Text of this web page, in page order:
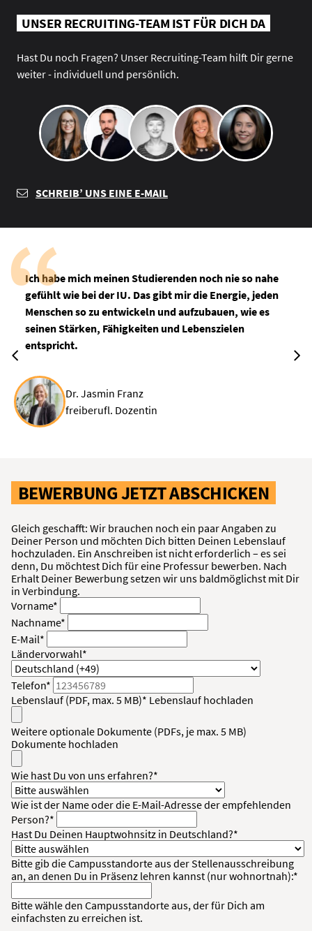
UNSER RECRUITING-TEAM IST FÜR DICH DA
Hast Du noch Fragen? Unser Recruiting-Team hilft Dir gerne
weiter - individuell und persönlich.
SCHREIB’ UNS EINE E-MAIL
Ich habe mich meinen Studierenden noch nie so nahe
gefühlt wie bei der IU. Das gibt mir die Energie, jeden
Menschen so zu entwickeln und aufzubauen, wie es
seinen Stärken, Fähigkeiten und Lebenszielen
entspricht.
Dr. Jasmin Franz
freiberufl. Dozentin
BEWERBUNG JETZT ABSCHICKEN
Gleich geschafft: Wir brauchen noch ein paar Angaben zu
Deiner Person und möchten Dich bitten Deinen Lebenslauf
hochzuladen. Ein Anschreiben ist nicht erforderlich – es sei
denn, Du möchtest Dich für eine Professur bewerben. Nach
Erhalt Deiner Bewerbung setzen wir uns baldmöglichst mit Dir
in Verbindung.
Vorname*
Nachname*
E-Mail*
Ländervorwahl*
Telefon*
Lebenslauf (PDF, max. 5 MB)* Lebenslauf hochladen
Weitere optionale Dokumente (PDFs, je max. 5 MB)
Dokumente hochladen
Wie hast Du von uns erfahren?*
Wie ist der Name oder die E-Mail-Adresse der empfehlenden
Person?*
Hast Du Deinen Hauptwohnsitz in Deutschland?*
Bitte gib die Campusstandorte aus der Stellenausschreibung
an, an denen Du in Präsenz lehren kannst (nur wohnortnah):*
Bitte wähle den Campusstandorte aus, der für Dich am
einfachsten zu erreichen ist.